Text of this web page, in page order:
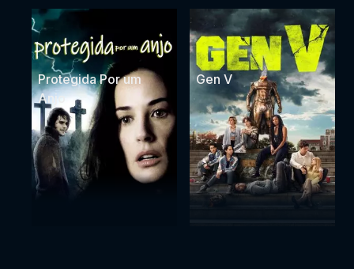
Protegida Por um
Anjo
Gen V